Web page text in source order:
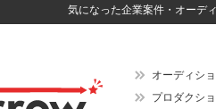
気になった企業案件・オーデ
オーディシ
プロダクシ